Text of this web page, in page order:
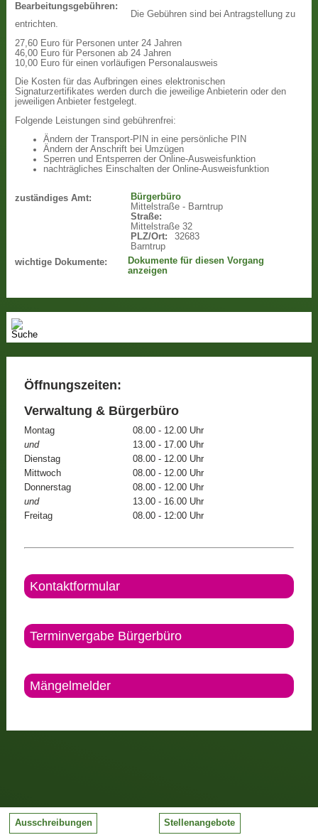
Bearbeitungsgebühren:
Die Gebühren sind bei Antragstellung zu
entrichten.
27,60 Euro für Personen unter 24 Jahren
46,00 Euro für Personen ab 24 Jahren
10,00 Euro für einen vorläufigen Personalausweis
Die Kosten für das Aufbringen eines elektronischen
Signaturzertifikates werden durch die jeweilige Anbieterin oder den
jeweiligen Anbieter festgelegt.
Folgende Leistungen sind gebührenfrei:
Ändern der Transport-PIN in eine persönliche PIN
Ändern der Anschrift bei Umzügen
Sperren und Entsperren der Online-Ausweisfunktion
nachträgliches Einschalten der Online-Ausweisfunktion
zuständiges Amt:
Bürgerbüro
Mittelstraße - Barntrup
Straße:
Mittelstraße 32
PLZ/Ort:
32683
Barntrup
wichtige Dokumente:
Dokumente für diesen Vorgang
anzeigen
Öffnungszeiten:
Verwaltung & Bürgerbüro
Montag
08.00 - 12.00 Uhr
und
13.00 - 17.00 Uhr
Dienstag
08.00 - 12.00 Uhr
Mittwoch
08.00 - 12.00 Uhr
Donnerstag
08.00 - 12.00 Uhr
und
13.00 - 16.00 Uhr
Freitag
08.00 - 12:00 Uhr
Kontaktformular
Terminvergabe Bürgerbüro
Mängelmelder
Ausschreibungen Stellenangebote